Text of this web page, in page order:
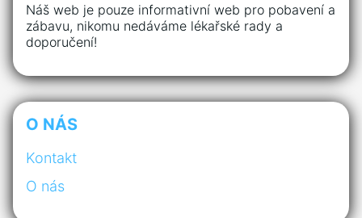
Náš web je pouze informativní web pro pobavení a
zábavu, nikomu nedáváme lékařské rady a
doporučení!
O NÁS
Kontakt
O nás